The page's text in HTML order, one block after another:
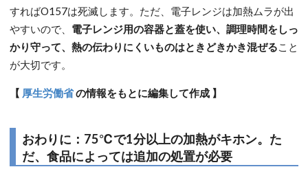
すればO157は死滅します。ただ、電子レンジは加熱ムラが出
やすいので、 電子レンジ用の容器と蓋を使い、調理時間をしっ
かり守って、熱の伝わりにくいものはときどきかき混ぜること
が大切です。
【 厚生労働省の情報をもとに編集して作成 】
おわりに：75℃で1分以上の加熱がキホン。た
だ、食品によっては追加の処置が必要